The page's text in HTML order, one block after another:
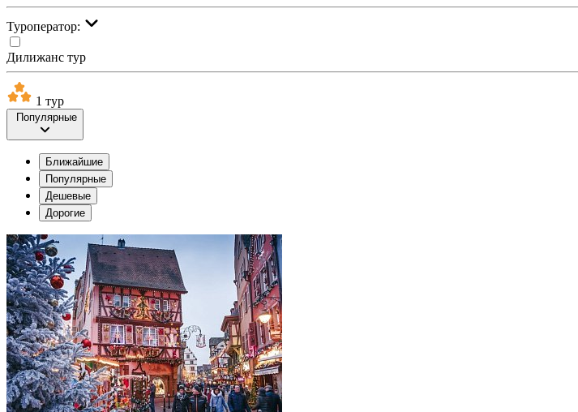
Туроператор:
Дилижанс тур
1 тур
Популярные
Ближайшие
Популярные
Дешевые
Дорогие